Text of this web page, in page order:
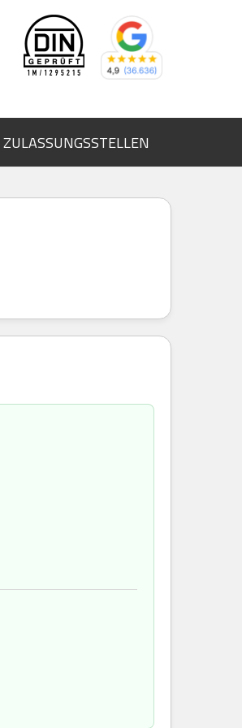
ZULASSUNGSSTELLEN